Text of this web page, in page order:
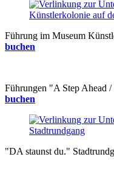
Führung im Museum
buchen
Führungen "A Step Ahead
buchen
"DA staunst du."